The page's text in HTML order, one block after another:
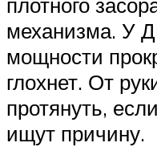
механизма. У
мощности
глохнет. От
протянуть,
ищут причину.